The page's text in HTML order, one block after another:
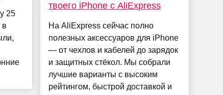
25
в
твоего iPhone с AliExpress
На AliExpress сейчас полно
полезных аксессуаров для iPhone
— от чехлов и кабелей до зарядок
и защитных стёкол. Мы собрали
лучшие варианты с высоким
рейтингом, быстрой доставкой и